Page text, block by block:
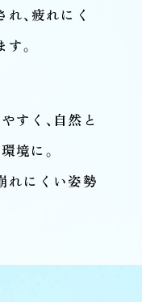
、疲れにく
。
すく、自然と
境に。
れにくい姿勢